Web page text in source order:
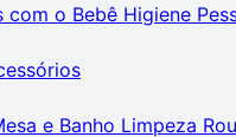
com o Bebê Higiene
e Banho Limpeza